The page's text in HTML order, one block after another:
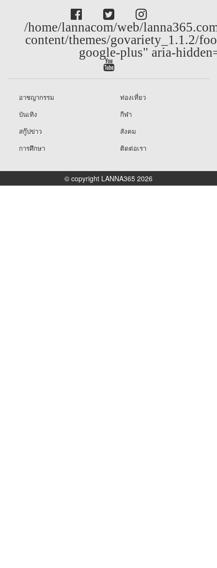
/home/lannacom/web/
content/themes/govariety_1.1.2/
google-plus" aria-
อาชญากรรม
ท่องเที่ยว
บันเทิง
กีฬา
สกู๊ปข่าว
สังคม
การศึกษา
ติดต่อเรา
© copyright LANNA365 2026